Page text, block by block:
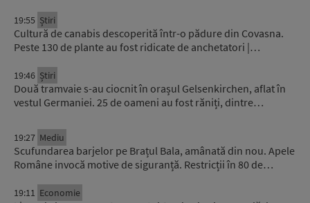
19:55 Știri
Cultură de canabis descoperită într-o pădure din Covasna.
Peste 130 de plante au fost ridicate de anchetatori |…
19:46 Știri
Două tramvaie s-au ciocnit în orașul Gelsenkirchen, aflat în
vestul Germaniei. 25 de oameni au fost răniți, dintre…
19:27 Mediu
Scufundarea barjelor pe Brațul Bala, amânată din nou. Apele
Române invocă motive de siguranță. Restricții în 80 de…
19:11 Economie